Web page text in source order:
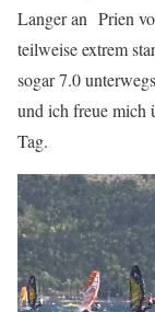
Langer an Prien
teilweise extrem
sogar 7.0
und ich freue mich
Tag.